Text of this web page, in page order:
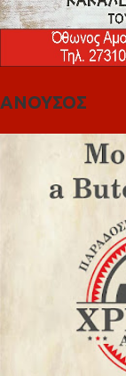
ΑΝΟΥΣΟΣ